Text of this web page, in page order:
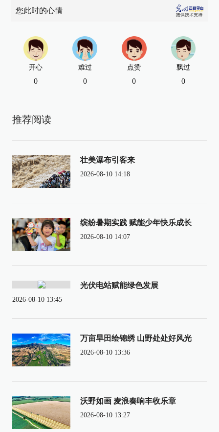
您此时的心情
开心
0
难过
0
点赞
0
飘过
0
推荐阅读
壮美瀑布引客来
2026-08-10 14:18
缤纷暑期实践 赋能少年快乐成长
2026-08-10 14:07
光伏电站赋能绿色发展
2026-08-10 13:45
万亩旱田绘锦绣 山野处处好风光
2026-08-10 13:36
沃野如画 麦浪奏响丰收乐章
2026-08-10 13:27